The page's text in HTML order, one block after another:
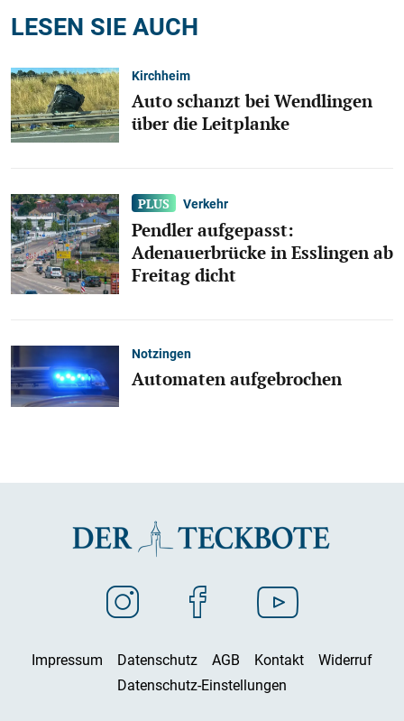
LESEN SIE AUCH
Kirchheim
Auto schanzt bei Wendlingen
über die Leitplanke
Verkehr
Pendler aufgepasst:
Adenauerbrücke in Esslingen ab
Freitag dicht
Notzingen
Automaten aufgebrochen
Impressum Datenschutz AGB Kontakt
Widerruf
Datenschutz-Einstellungen